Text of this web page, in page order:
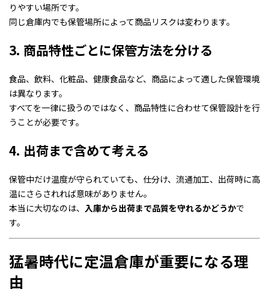
りやすい場所です。
同じ倉庫内でも保管場所によって商品リスクは変わります。
3. 商品特性ごとに保管方法を分ける
食品、飲料、化粧品、健康食品など、商品によって適した保管環境
は異なります。
すべてを一律に扱うのではなく、商品特性に合わせて保管設計を行
うことが必要です。
4. 出荷まで含めて考える
保管中だけ温度が守られていても、仕分け、流通加工、出荷時に高
温にさらされれば意味がありません。
本当に大切なのは、 入庫から出荷まで品質を守れるかどうかで
す。
猛暑時代に定温倉庫が重要になる理
由